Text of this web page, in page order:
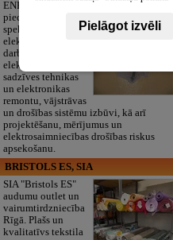
ENERGY Kandava"
piedāvā pilna
spektra
elektromontāžas
darbus,
elektroinstalācijas,
sadzīves tehnikas
un elektronikas
remontu, vājstrāvas
un drošības sistēmu izbūvi, kā arī
projektēšanu, mērījumus un
elektrosaimniecības drošības riskus
apsekošanu.
BRISTOLS ES, SIA
SIA "Bristols ES"
audumu outlet un
vairumtirdzniecība
Rīgā. Plašs un
kvalitatīvs tekstila
Pielāgot izvēli